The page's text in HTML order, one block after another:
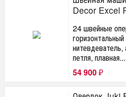
Decor Excel
24 швейные
петля, плавная...
54 900 ₽